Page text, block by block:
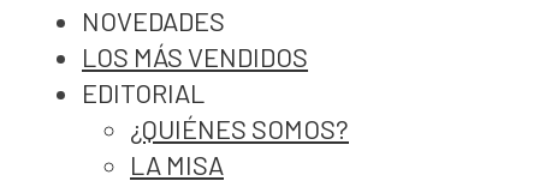
NOVEDADES
LOS MÁS VENDIDOS
EDITORIAL
¿QUIÉNES SOMOS?
LA MISA